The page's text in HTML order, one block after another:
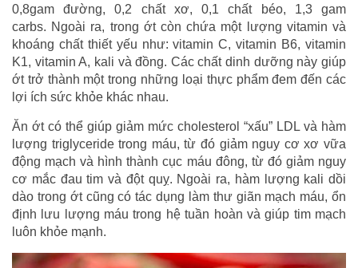
0,8gam đường, 0,2 chất xơ, 0,1 chất béo, 1,3 gam
carbs. Ngoài ra, trong ớt còn chứa một lượng vitamin và
khoáng chất thiết yếu như: vitamin C, vitamin B6, vitamin
K1, vitamin A, kali và đồng. Các chất dinh dưỡng này giúp
ớt trở thành một trong những loại thực phẩm đem đến các
lợi ích sức khỏe khác nhau.
Ăn ớt có thể giúp giảm mức cholesterol “xấu” LDL và hàm
lượng triglyceride trong máu, từ đó giảm nguy cơ xơ vữa
động mạch và hình thành cục máu đông, từ đó giảm nguy
cơ mắc đau tim và đột quỵ. Ngoài ra, hàm lượng kali dồi
dào trong ớt cũng có tác dụng làm thư giãn mạch máu, ổn
định lưu lượng máu trong hệ tuần hoàn và giúp tim mạch
luôn khỏe mạnh.